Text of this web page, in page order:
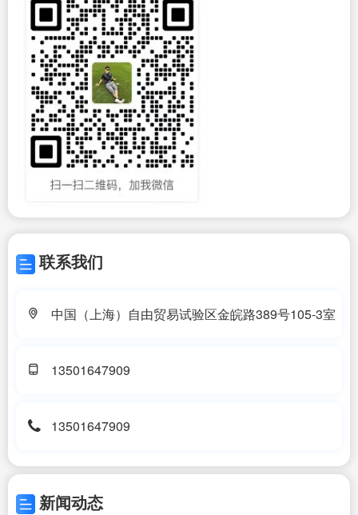
联系我们
中国（上海）自由贸易试验区金皖路389号105-3室
13501647909
13501647909
新闻动态